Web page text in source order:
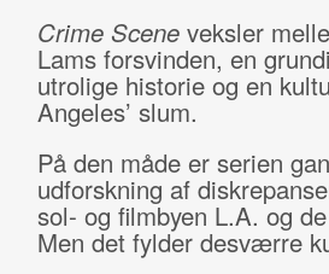
Crime Sceneveksler
Lams forsvinden, en
utrolige historie og en
Angeles’ slum.
På den måde er serien
udforskning af
sol- og filmbyen L.A. og
Men det fylder desværre